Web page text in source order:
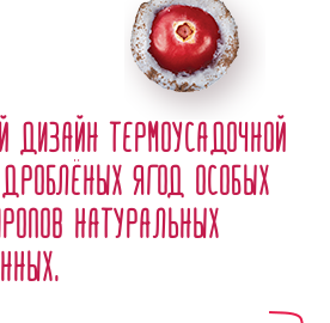
дизайн термоусадочной
ягод особых
натуральных